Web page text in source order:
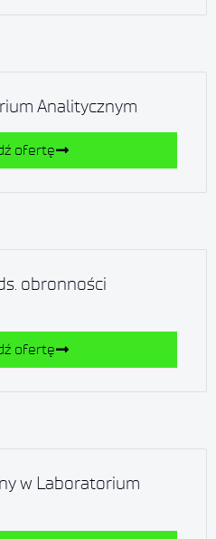
Analitycznym
ofertę
obronności
ofertę
w Laboratorium